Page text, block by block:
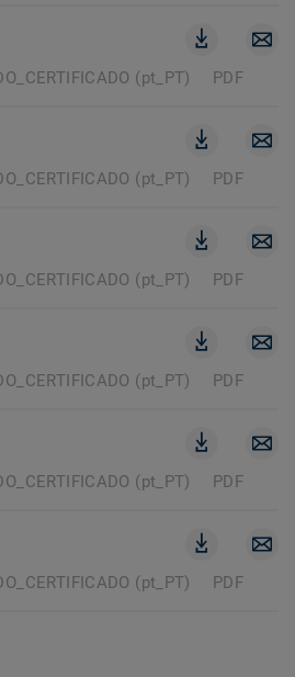
(pt_PT)
PDF
(pt_PT)
PDF
(pt_PT)
PDF
(pt_PT)
PDF
(pt_PT)
PDF
(pt_PT)
PDF